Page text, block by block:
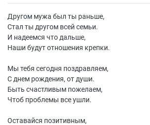
Другом мужа был ты раньше,
Стал ты другом всей семьи.
И надеемся что дальше,
Наши будут отношения крепки.
Мы тебя сегодня поздравляем,
С днем рождения, от души.
Быть счастливым пожелаем,
Чтоб проблемы все ушли.
Оставайся позитивным,